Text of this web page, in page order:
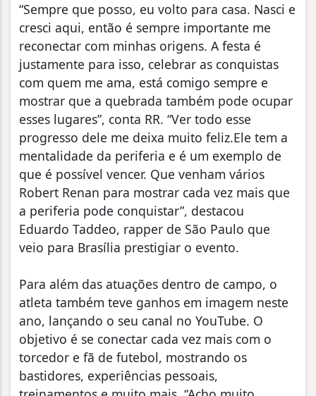
“Sempre que posso, eu volto para casa. Nasci e
cresci aqui, então é sempre importante me
reconectar com minhas origens. A festa é
justamente para isso, celebrar as conquistas
com quem me ama, está comigo sempre e
mostrar que a quebrada também pode ocupar
esses lugares”, conta RR. “Ver todo esse
progresso dele me deixa muito feliz.Ele tem a
mentalidade da periferia e é um exemplo de
que é possível vencer. Que venham vários
Robert Renan para mostrar cada vez mais que
a periferia pode conquistar”, destacou
Eduardo Taddeo, rapper de São Paulo que
veio para Brasília prestigiar o evento.
Para além das atuações dentro de campo, o
atleta também teve ganhos em imagem neste
ano, lançando o seu canal no YouTube. O
objetivo é se conectar cada vez mais com o
torcedor e fã de futebol, mostrando os
bastidores, experiências pessoais,